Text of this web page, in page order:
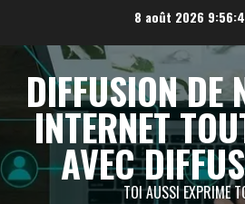
contenu
8 août 2026
DIFFUSION DE
INTERNET
AVEC
TOI AUSSI EXPRIME